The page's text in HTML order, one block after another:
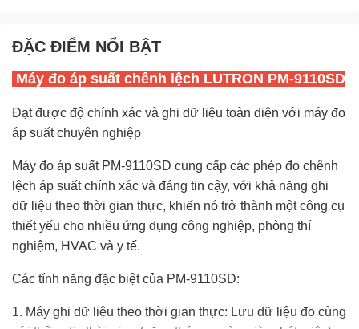
ĐẶC ĐIỂM NỔI BẬT
Máy đo áp suất chênh lệch LUTRON PM-9110SD
Đạt được độ chính xác và ghi dữ liệu toàn diện với máy đo
áp suất chuyên nghiệp
Máy đo áp suất PM-9110SD cung cấp các phép đo chênh
lệch áp suất chính xác và đáng tin cậy, với khả năng ghi
dữ liệu theo thời gian thực, khiến nó trở thành một công cụ
thiết yếu cho nhiều ứng dụng công nghiệp, phòng thí
nghiệm, HVAC và y tế.
Các tính năng đặc biệt của PM-9110SD:
1. Máy ghi dữ liệu theo thời gian thực: Lưu dữ liệu đo cùng